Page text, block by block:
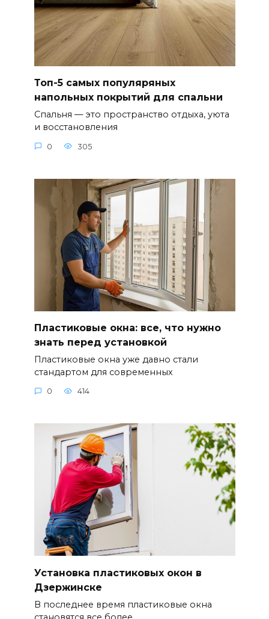
Топ-5 самых популяряных
напольных покрытий для спальни
Спальня — это пространство отдыха, уюта
и восстановления
0 305
Пластиковые окна: все, что нужно
знать перед установкой
Пластиковые окна уже давно стали
стандартом для современных
0 414
Установка пластиковых окон в
Дзержинске
В последнее время пластиковые окна